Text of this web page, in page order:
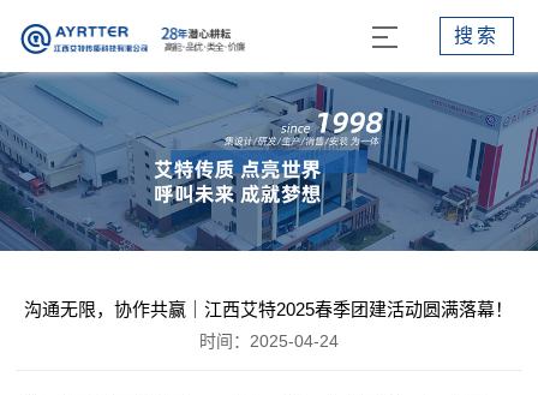
搜索
沟通无限，协作共赢｜江西艾特2025春季团建活动圆满落幕！
时间：2025-04-24